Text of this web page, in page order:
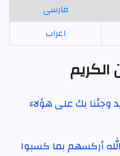
فارسی
اعراب
الكريم
وجئنا بك على هؤلاء
أركسهم بما كسبوا